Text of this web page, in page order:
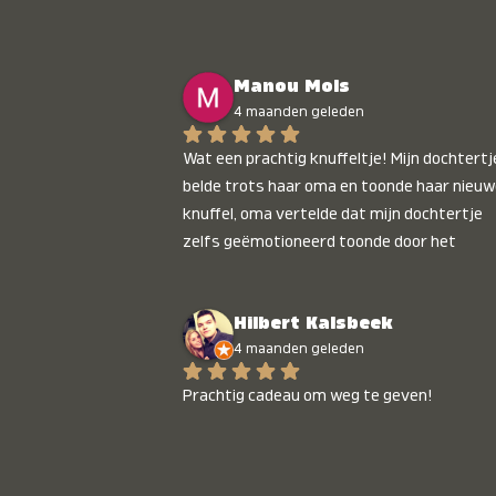
Manou Mols
4 maanden geleden
Wat een prachtig knuffeltje! Mijn
belde trots haar oma en toonde haar
knuffel, oma vertelde dat mijn dochtertje
zelfs geëmotioneerd toonde door het
Hilbert Kalsbeek
4 maanden geleden
Prachtig cadeau om weg te geven!